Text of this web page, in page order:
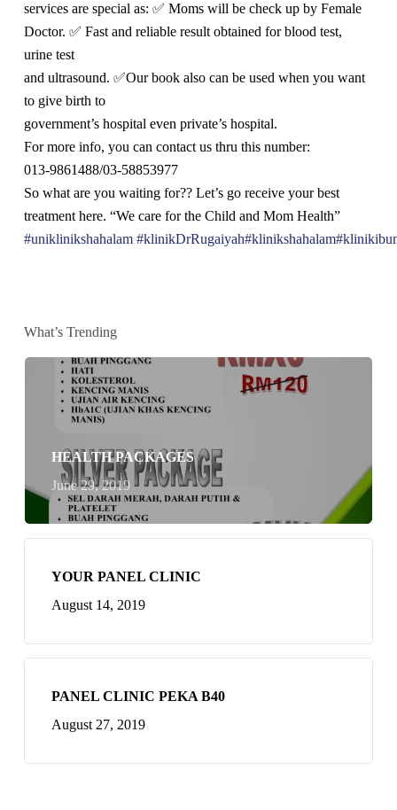
services are special as: ✅ Moms will be check up by Female
Doctor. ✅ Fast and reliable result obtained for blood test,
urine test
and ultrasound. ✅Our book also can be used when you want
to give birth to
government’s hospital even private’s hospital.
For more info, you can contact us thru this number:
013-9861488/03-58853977
So what are you waiting for?? Let’s go receive your best
treatment here. “We care for the Child and Mom Health”
#uniklinikshahalam #klinikDrRugaiyah#klinikshahalam
What’s Trending
HEALTH PACKAGES
June 29, 2019
YOUR PANEL CLINIC
August 14, 2019
PANEL CLINIC PEKA B40
August 27, 2019